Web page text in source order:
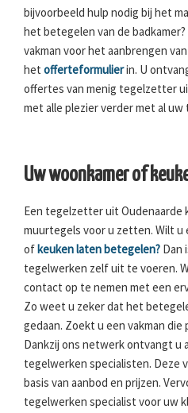
bijvoorbeeld hulp nodig bij het
het betegelen van de
vakman voor het aanbrengen
het offerteformulierin. U
offertes van menig tegelzetter
met alle plezier verder met al
Uw woonkamer of
Een tegelzetter uit Oudenaarde
muurtegels voor u zetten. Wilt u
of keuken laten betegelen? Dan
tegelwerken zelf uit te voeren.
contact op te nemen met een
Zo weet u zeker dat het
gedaan. Zoekt u een vakman die
Dankzij ons netwerk ontvangt u
tegelwerken specialisten. Deze
basis van aanbod en prijzen.
tegelwerken specialist voor uw